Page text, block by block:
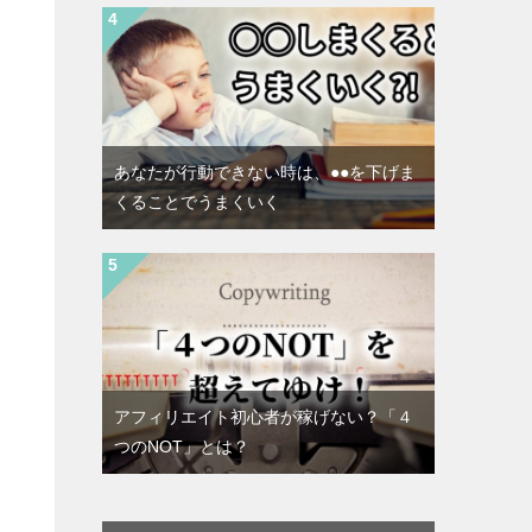
あなたが行動できない時は、●●を下げま
くることでうまくいく
アフィリエイト初心者が稼げない？「４
つのNOT」とは？